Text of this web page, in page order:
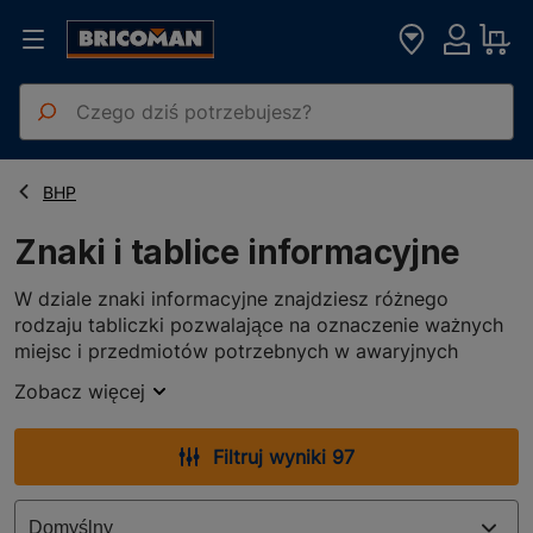
Strona główna
BHP
Znaki i tablice informacyjne
Znaki i tablice informacyjne
W dziale znaki informacyjne znajdziesz różnego
rodzaju tabliczki pozwalające na oznaczenie ważnych
miejsc i przedmiotów potrzebnych w awaryjnych
użytkowy, koniecznie zapoznaj się z produktami
zawartymi w tej kategorii.
Wśródznaków informacyjnychznajdziesz plakietki
przeznaczone do umieszczania na drzwiach. Za ich
Zobacz więcej
Filtruj wyniki 97